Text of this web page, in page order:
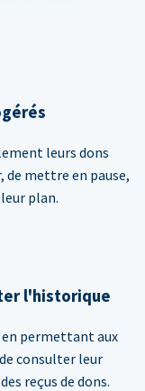
leurs dons
mettre en pause,
plan.
l'historique
permettant aux
consulter leur
reçus de dons.